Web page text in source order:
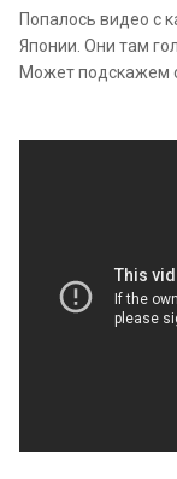
Попалось видео с
Японии. Они там
Может подскажем